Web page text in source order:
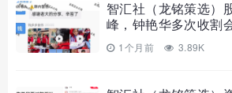
智汇社（龙铭策选）
峰，钟艳华多次收割
查中，速度撤离…
1个月前 3.89K